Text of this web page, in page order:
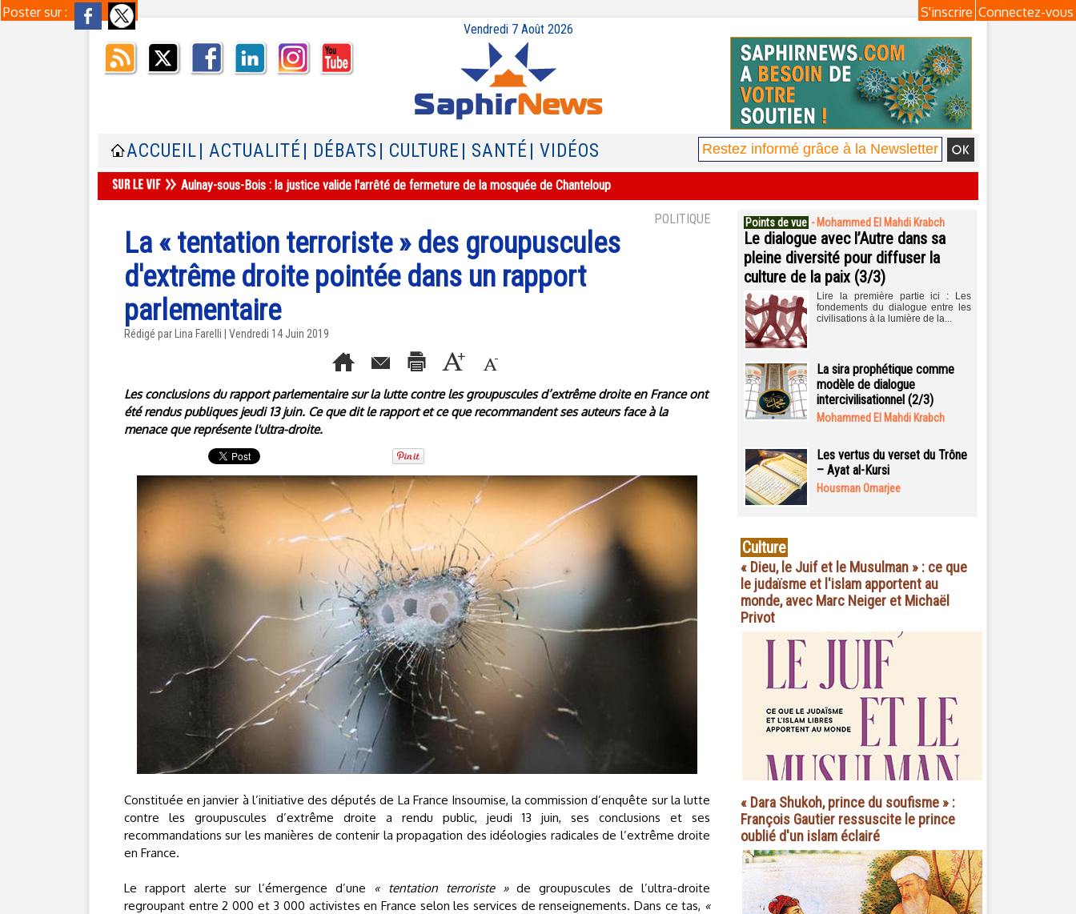
Poster sur : Connectez-vous
S'inscrire
Vendredi 7 Août 2026
ACCUEIL | ACTUALITÉ | DÉBATS | CULTURE | SANTÉ | VIDÉOS
Aulnay-sous-Bois : la justice valide l'arrêté de fermeture de la mosquée de Chanteloup
POLITIQUE
La « tentation terroriste » des groupuscules
d'extrême droite pointée dans un rapport
parlementaire
Rédigé par Lina Farelli | Vendredi 14 Juin 2019
Les conclusions du rapport parlementaire sur la lutte contre les groupuscules d’extrême droite en France ont
été rendus publiques jeudi 13 juin. Ce que dit le rapport et ce que recommandent ses auteurs face à la
menace que représente l'ultra-droite.
Constituée en janvier à l’initiative des députés de La France Insoumise, la commission d’enquête sur la lutte
contre les groupuscules d’extrême droite a rendu public, jeudi 13 juin, ses conclusions et ses
recommandations sur les manières de contenir la propagation des idéologies radicales de l’extrême droite
en France.
Le rapport alerte sur l’émergence d’une « tentation terroriste »de groupuscules de l’ultra-droite
regroupant entre 2 000 et 3 000 activistes en France selon les services de renseignements. Dans ce tas, «
Points de vue - Mohammed El Mahdi Krabch
Le dialogue avec l’Autre dans sa
pleine diversité pour diffuser la
culture de la paix (3/3)
Lire la première partie ici : Les
fondements du dialogue entre les
civilisations à la lumière de la...
La sira prophétique comme
modèle de dialogue
intercivilisationnel (2/3)
Mohammed El Mahdi Krabch
Les vertus du verset du Trône
– Ayat al-Kursi
Housman Omarjee
Culture
« Dieu, le Juif et le Musulman » : ce que
le judaïsme et l'islam apportent au
monde, avec Marc Neiger et Michaël
Privot
« Dara Shukoh, prince du soufisme » :
François Gautier ressuscite le prince
oublié d'un islam éclairé